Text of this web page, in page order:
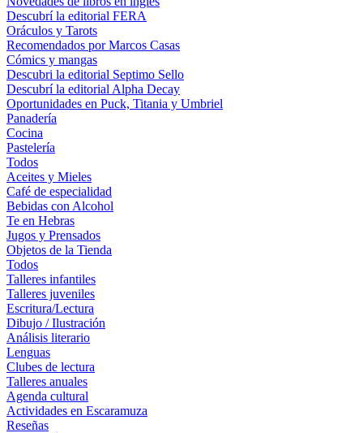
Descubrí la editorial FERA
Oráculos y Tarots
Recomendados por Marcos Casas
Cómics y mangas
Descubri la editorial Septimo Sello
Descubrí la editorial Alpha Decay
Oportunidades en Puck, Titania y Umbriel
Panadería
Cocina
Pastelería
Todos
Aceites y Mieles
Café de especialidad
Bebidas con Alcohol
Te en Hebras
Jugos y Prensados
Objetos de la Tienda
Todos
Talleres infantiles
Talleres juveniles
Escritura/Lectura
Dibujo / Ilustración
Análisis literario
Lenguas
Clubes de lectura
Talleres anuales
Agenda cultural
Actividades en Escaramuza
Reseñas